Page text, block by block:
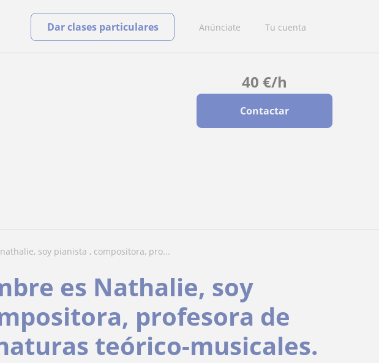
Anúnciate Tu cuenta
Dar clases particulares
40 €/h
Contactar
soy pianista , compositora, pro...
es Nathalie, soy
profesora de
teórico-musicales.